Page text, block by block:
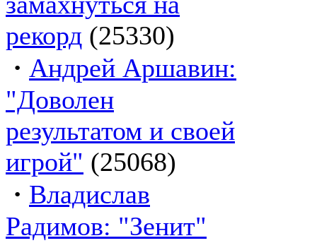
рекорд (25330)
· Андрей Аршавин:
"Доволен
результатом и своей
игрой" (25068)
· Владислав
Радимов: "Зенит"